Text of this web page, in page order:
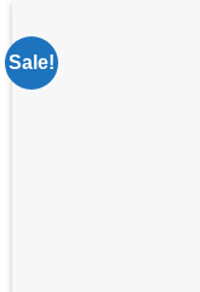
variants.
The
Sale!